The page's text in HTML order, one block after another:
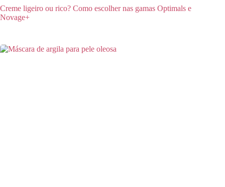
Creme ligeiro ou rico? Como escolher nas gamas Optimals e
Novage+